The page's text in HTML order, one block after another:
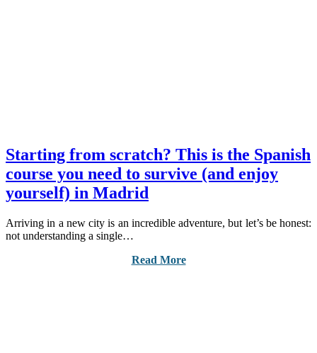
Starting from scratch? This is the Spanish
course you need to survive (and enjoy
yourself) in Madrid
Arriving in a new city is an incredible adventure, but let’s be honest:
not understanding a single…
Read More